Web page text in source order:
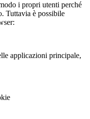
i propri utenti perché
Tuttavia è possibile
applicazioni principale,